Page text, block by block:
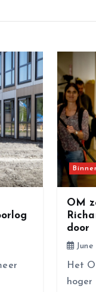
OM
door
Het
hoger